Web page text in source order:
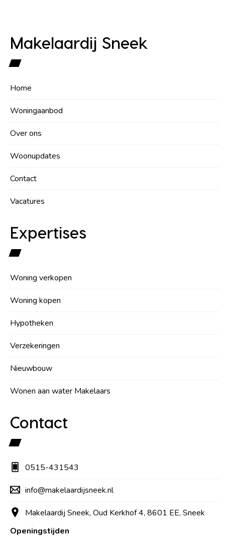
Makelaardij Sneek
Home
Woningaanbod
Over ons
Woonupdates
Contact
Vacatures
Expertises
Woning verkopen
Woning kopen
Hypotheken
Verzekeringen
Nieuwbouw
Wonen aan water Makelaars
Contact
0515-431543
info@makelaardijsneek.nl
Makelaardij Sneek, Oud Kerkhof 4, 8601 EE, Sneek
Openingstijden